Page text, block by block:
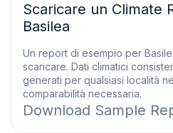
Scaricare un Climate
Basilea
Un report di esempio per
scaricare. Dati climatici
generati per qualsiasi località
comparabilità necessaria.
Download Sample